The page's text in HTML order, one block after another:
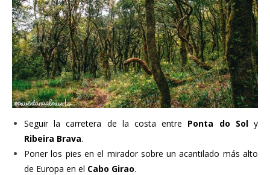
Seguir la carretera de la costa entre Ponta do Soly
Ribeira Brava.
Poner los pies en el mirador sobre un acantilado más alto
de Europa en el Cabo Girao.